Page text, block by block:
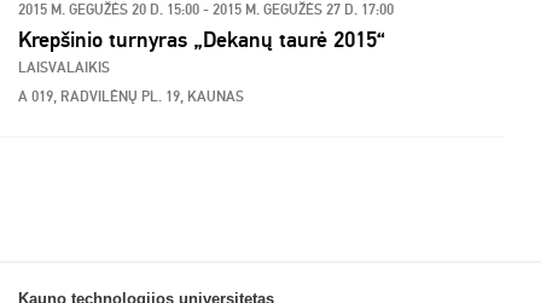
2015 M. GEGUŽĖS 20 D. 15:00 - 2015 M. GEGUŽĖS 27 D. 17:00
Krepšinio turnyras „Dekanų taurė 2015“
LAISVALAIKIS
A 019, RADVILĖNŲ PL. 19, KAUNAS
Kauno technologijos universitetas